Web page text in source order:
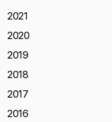
2021
2020
2019
2018
2017
2016